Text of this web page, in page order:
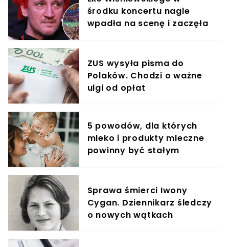
środku koncertu nagle
wpadła na scenę i zaczęła
ZUS wysyła pisma do
Polaków. Chodzi o ważne
ulgi od opłat
5 powodów, dla których
mleko i produkty mleczne
powinny być stałym
Sprawa śmierci Iwony
Cygan. Dziennikarz śledczy
o nowych wątkach